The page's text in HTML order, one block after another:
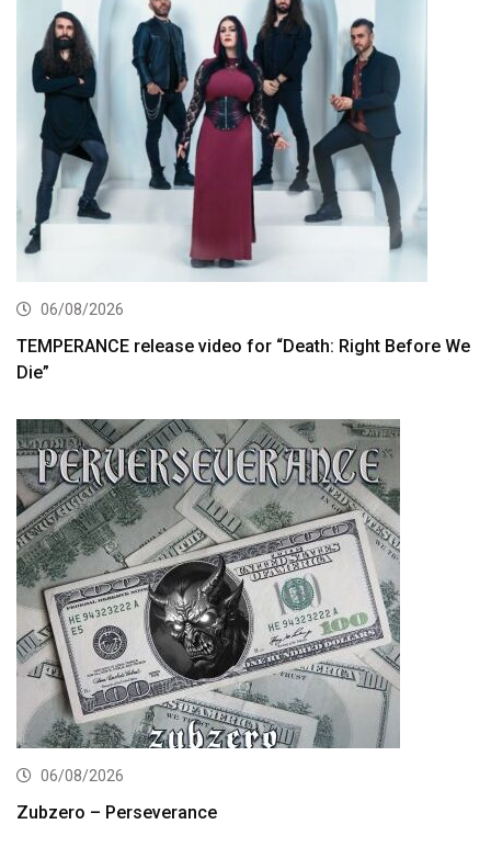
06/08/2026
TEMPERANCE release video for “Death: Right Before We
Die”
06/08/2026
Zubzero – Perseverance